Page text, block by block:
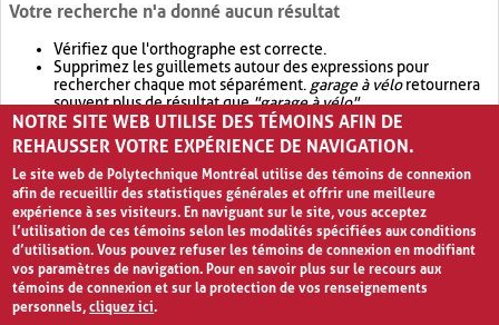
Votre recherche n'a donné aucun résultat
Vérifiez que l'orthographe est correcte.
Supprimez les guillemets autour des expressions pour
rechercher chaque mot séparément. garage à véloretournera
souvent plus de résultat que"garage à vélo".
Envisagez d'élargir votre recherche avec OR.garage OR vélo
retournera souvent plus de résultat quegarage à vélo
NOTRE SITE WEB UTILISE DES TÉMOINS AFIN DE
REHAUSSER VOTRE EXPÉRIENCE DE NAVIGATION.
Le site web de Polytechnique Montréal utilise des témoins de connexion
afin de recueillir des statistiques générales et offrir une meilleure
expérience à ses visiteurs. En naviguant sur le site, vous acceptez
l’utilisation de ces témoins selon les modalités spécifiées aux conditions
d’utilisation. Vous pouvez refuser les témoins de connexion en modifiant
vos paramètres de navigation. Pour en savoir plus sur le recours aux
témoins de connexion et sur la protection de vos renseignements
personnels,cliquez ici.